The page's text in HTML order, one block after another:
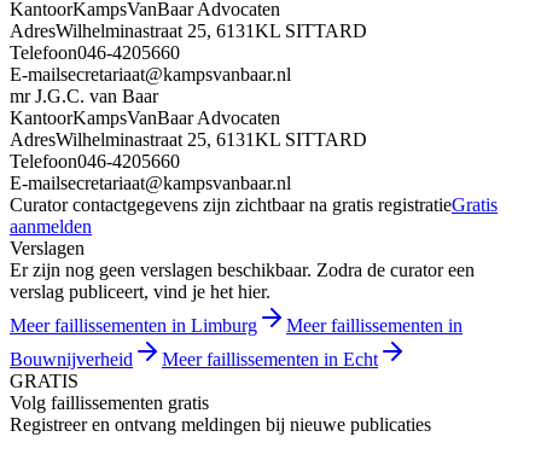
KantoorKampsVanBaar Advocaten
AdresWilhelminastraat 25, 6131KL SITTARD
Telefoon046-4205660
E-mailsecretariaat@kampsvanbaar.nl
mr J.G.C. van Baar
KantoorKampsVanBaar Advocaten
AdresWilhelminastraat 25, 6131KL SITTARD
Telefoon046-4205660
E-mailsecretariaat@kampsvanbaar.nl
Curator contactgegevens zijn zichtbaar na gratis registratieGratis
aanmelden
Verslagen
Er zijn nog geen verslagen beschikbaar. Zodra de curator een
verslag publiceert, vind je het hier.
Meer faillissementen in Limburg
Meer faillissementen in
Bouwnijverheid
Meer faillissementen in Echt
GRATIS
Volg faillissementen gratis
Registreer en ontvang meldingen bij nieuwe publicaties